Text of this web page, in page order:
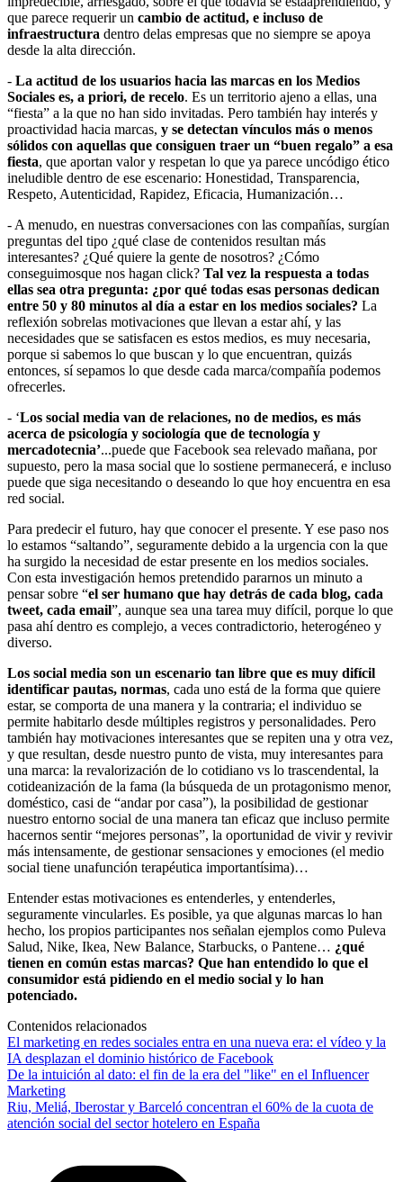
que parece requerir un cambio de actitud, e incluso de
infraestructura dentro delas empresas que no siempre se apoya
desde la alta dirección.
- La actitud de los usuarios hacia las marcas en los Medios
Sociales es, a priori, de recelo. Es un territorio ajeno a ellas, una
“fiesta” a la que no han sido invitadas. Pero también hay interés y
proactividad hacia marcas, y se detectan vínculos más o menos
sólidos con aquellas que consiguen traer un “buen regalo” a esa
fiesta, que aportan valor y respetan lo que ya parece uncódigo ético
ineludible dentro de ese escenario: Honestidad, Transparencia,
Respeto, Autenticidad, Rapidez, Eficacia, Humanización…
- A menudo, en nuestras conversaciones con las compañías, surgían
preguntas del tipo ¿qué clase de contenidos resultan más
interesantes? ¿Qué quiere la gente de nosotros? ¿Cómo
conseguimosque nos hagan click? Tal vez la respuesta a todas
ellas sea otra pregunta: ¿por qué todas esas personas dedican
entre 50 y 80 minutos al día a estar en los medios sociales? La
reflexión sobrelas motivaciones que llevan a estar ahí, y las
necesidades que se satisfacen es estos medios, es muy necesaria,
porque si sabemos lo que buscan y lo que encuentran, quizás
entonces, sí sepamos lo que desde cada marca/compañía podemos
ofrecerles.
- ‘Los social media van de relaciones, no de medios, es más
acerca de psicología y sociología que de tecnología y
mercadotecnia’...puede que Facebook sea relevado mañana, por
supuesto, pero la masa social que lo sostiene permanecerá, e incluso
puede que siga necesitando o deseando lo que hoy encuentra en esa
red social.
Para predecir el futuro, hay que conocer el presente. Y ese paso nos
lo estamos “saltando”, seguramente debido a la urgencia con la que
ha surgido la necesidad de estar presente en los medios sociales.
Con esta investigación hemos pretendido pararnos un minuto a
pensar sobre “el ser humano que hay detrás de cada blog, cada
tweet, cada email”, aunque sea una tarea muy difícil, porque lo que
pasa ahí dentro es complejo, a veces contradictorio, heterogéneo y
diverso.
Los social media son un escenario tan libre que es muy difícil
identificar pautas, normas, cada uno está de la forma que quiere
estar, se comporta de una manera y la contraria; el individuo se
permite habitarlo desde múltiples registros y personalidades. Pero
también hay motivaciones interesantes que se repiten una y otra vez,
y que resultan, desde nuestro punto de vista, muy interesantes para
una marca: la revalorización de lo cotidiano vs lo trascendental, la
cotideanización de la fama (la búsqueda de un protagonismo menor,
doméstico, casi de “andar por casa”), la posibilidad de gestionar
nuestro entorno social de una manera tan eficaz que incluso permite
hacernos sentir “mejores personas”, la oportunidad de vivir y revivir
más intensamente, de gestionar sensaciones y emociones (el medio
social tiene unafunción terapéutica importantísima)…
Entender estas motivaciones es entenderles, y entenderles,
seguramente vincularles. Es posible, ya que algunas marcas lo han
hecho, los propios participantes nos señalan ejemplos como Puleva
Salud, Nike, Ikea, New Balance, Starbucks, o Pantene… ¿qué
tienen en común estas marcas? Que han entendido lo que el
consumidor está pidiendo en el medio social y lo han
potenciado.
Contenidos relacionados
El marketing en redes sociales entra en una nueva era: el vídeo y la
IA desplazan el dominio histórico de Facebook
De la intuición al dato: el fin de la era del "like" en el Influencer
Marketing
Riu, Meliá, Iberostar y Barceló concentran el 60% de la cuota de
atención social del sector hotelero en España